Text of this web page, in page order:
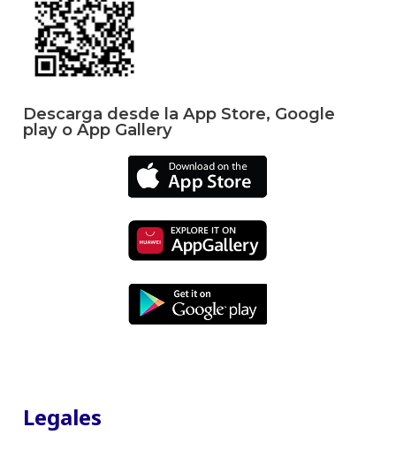
Descarga desde la App Store, Google
play o App Gallery
Legales